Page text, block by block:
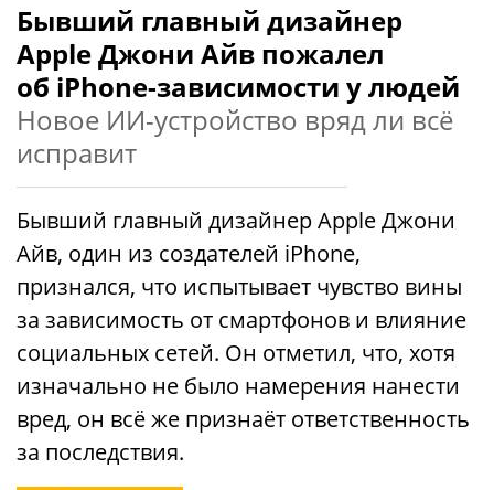
Бывший главный дизайнер
Apple Джони Айв пожалел
об iPhone-зависимости у людей
Новое ИИ-устройство вряд ли всё
исправит
Бывший главный дизайнер Apple Джони
Айв, один из создателей iPhone,
признался, что испытывает чувство вины
за зависимость от смартфонов и влияние
социальных сетей. Он отметил, что, хотя
изначально не было намерения нанести
вред, он всё же признаёт ответственность
за последствия.